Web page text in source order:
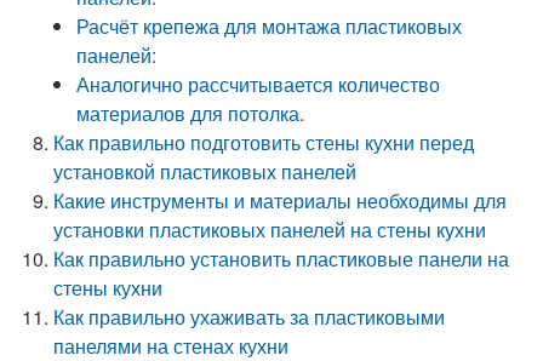
Расчёт крепежа для монтажа пластиковых
панелей:
Аналогично рассчитывается количество
материалов для потолка.
Как правильно подготовить стены кухни перед
установкой пластиковых панелей
Какие инструменты и материалы необходимы для
установки пластиковых панелей на стены кухни
Как правильно установить пластиковые панели на
стены кухни
Как правильно ухаживать за пластиковыми
панелями на стенах кухни